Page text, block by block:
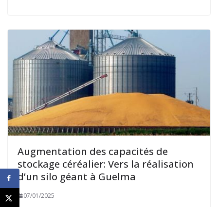
Augmentation des capacités de
stockage céréalier: Vers la réalisation
d’un silo géant à Guelma
07/01/2025